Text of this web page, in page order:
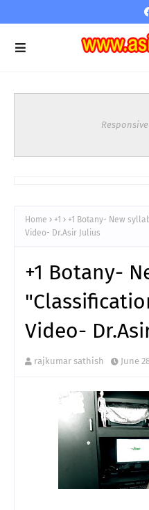
Home +1
+1 Botany- New
Video- Dr.Asir Julius
+1 Botany-
Video-
rajkumar sathish June